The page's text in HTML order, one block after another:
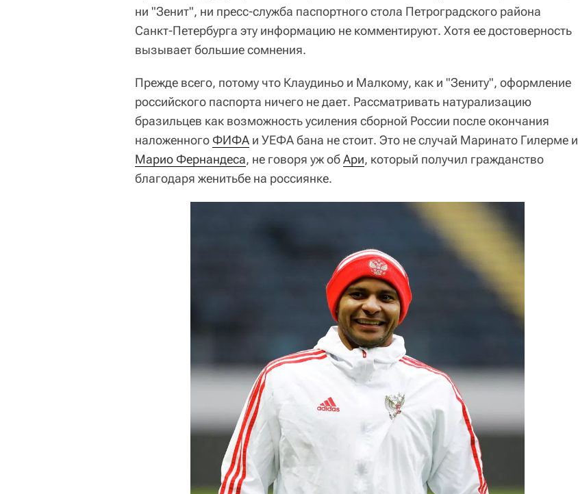
ни "Зенит", ни пресс-служба паспортного стола Петроградского района
Санкт-Петербурга эту информацию не комментируют. Хотя ее достоверность
вызывает большие сомнения.
Прежде всего, потому что Клаудиньо и Малкому, как и "Зениту", оформление
российского паспорта ничего не дает. Рассматривать натурализацию
бразильцев как возможность усиления сборной России после окончания
наложенного ФИФА и УЕФА бана не стоит. Это не случай Маринато Гилерме и
Марио Фернандеса, не говоря уж обАри, который получил гражданство
благодаря женитьбе на россиянке.